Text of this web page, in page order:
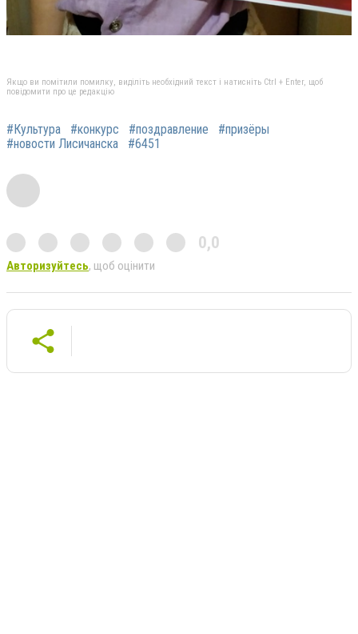
Якщо ви помітили помилку, виділіть необхідний текст і натисніть Ctrl + Enter, щоб
повідомити про це редакцію
#Культура #конкурс #поздравление
#призёры
#новости Лисичанска
#6451
0,0
Авторизуйтесь, щоб оцінити